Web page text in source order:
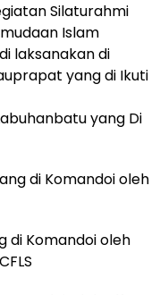
Silaturahmi
Islam
laksanakan di
yang di Ikuti
yang Di
di Komandoi oleh
di Komandoi oleh